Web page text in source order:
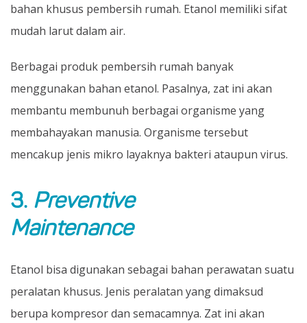
bahan khusus pembersih rumah. Etanol memiliki sifat
mudah larut dalam air.
Berbagai produk pembersih rumah banyak
menggunakan bahan etanol. Pasalnya, zat ini akan
membantu membunuh berbagai organisme yang
membahayakan manusia. Organisme tersebut
mencakup jenis mikro layaknya bakteri ataupun virus.
3. Preventive
Maintenance
Etanol bisa digunakan sebagai bahan perawatan suatu
peralatan khusus. Jenis peralatan yang dimaksud
berupa kompresor dan semacamnya. Zat ini akan